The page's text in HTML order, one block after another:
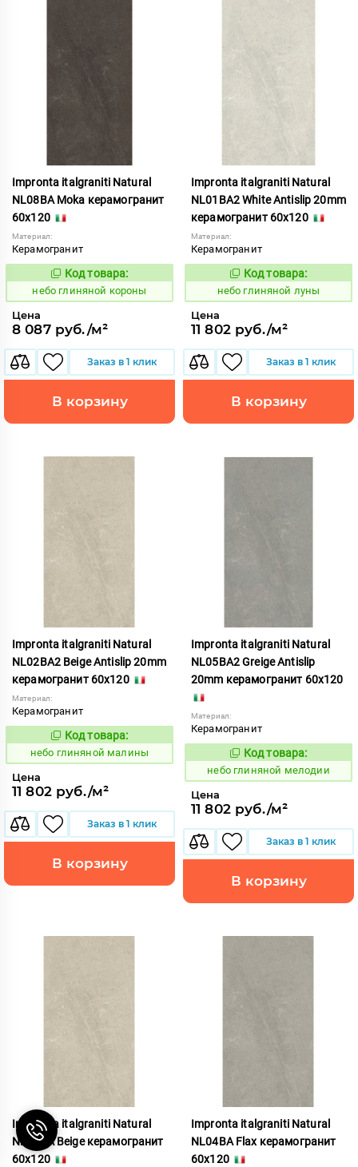
Impronta italgraniti Natural
NL08BA Moka керамогранит
60x120
Материал:
Керамогранит
1111538
Код товара:
небо глиняной короны
Цена
8 087 руб./м²
Заказ в 1 клик
В корзину
Impronta italgraniti Natural
NL01BA2 White Antislip 20mm
керамогранит 60x120
Материал:
Керамогранит
1111545
Код товара:
небо глиняной луны
Цена
11 802 руб./м²
Заказ в 1 клик
В корзину
Impronta italgraniti Natural
NL02BA2 Beige Antislip 20mm
керамогранит 60x120
Материал:
Керамогранит
1111546
Код товара:
небо глиняной малины
Цена
11 802 руб./м²
Заказ в 1 клик
В корзину
Impronta italgraniti Natural
NL05BA2 Greige Antislip
20mm керамогранит 60x120
Материал:
Керамогранит
1111548
Код товара:
небо глиняной мелодии
Цена
11 802 руб./м²
Заказ в 1 клик
В корзину
Impronta italgraniti Natural
NL02BA Beige керамогранит
60x120
Impronta italgraniti Natural
NL04BA Flax керамогранит
60x120